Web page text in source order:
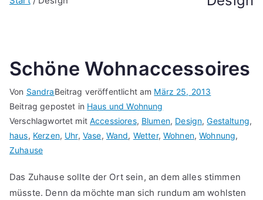
Schöne Wohnaccessoires
Von SandraBeitrag veröffentlicht am März 25, 2013
Beitrag gepostet in Haus und Wohnung
Verschlagwortet mitAccessiores, Blumen, Design,Gestaltung,
haus, Kerzen, Uhr, Vase, Wand, Wetter, Wohnen,Wohnung,
Zuhause
Das Zuhause sollte der Ort sein, an dem alles stimmen
müsste. Denn da möchte man sich rundum am wohlsten